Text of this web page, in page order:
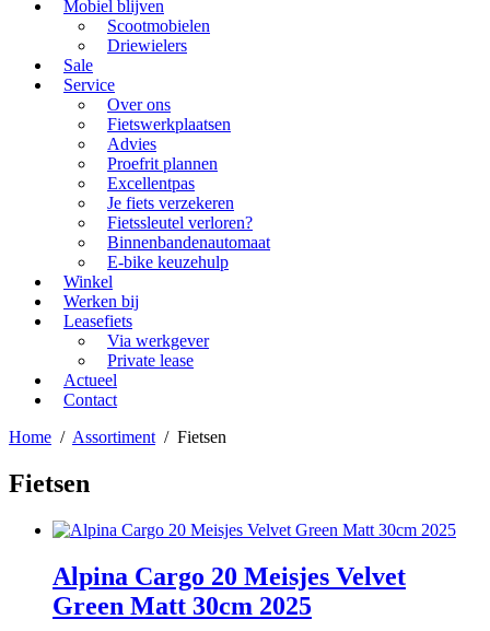
Mobiel blijven
Scootmobielen
Driewielers
Sale
Service
Over ons
Fietswerkplaatsen
Advies
Proefrit plannen
Excellentpas
Je fiets verzekeren
Fietssleutel verloren?
Binnenbandenautomaat
E-bike keuzehulp
Winkel
Werken bij
Leasefiets
Via werkgever
Private lease
Actueel
Contact
Home / Assortiment / Fietsen
Fietsen
Alpina Cargo 20 Meisjes Velvet
Green Matt 30cm 2025